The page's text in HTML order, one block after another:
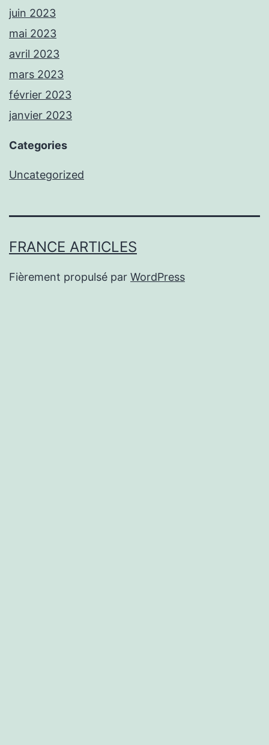
juin 2023
mai 2023
avril 2023
mars 2023
février 2023
janvier 2023
Categories
Uncategorized
FRANCE ARTICLES
Fièrement propulsé par WordPress